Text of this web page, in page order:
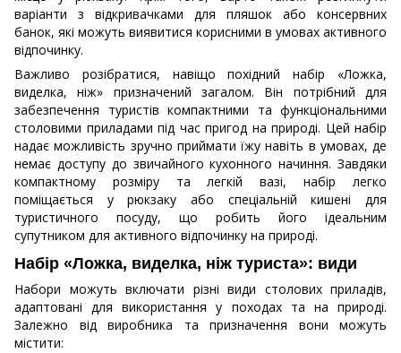
варіанти з відкривачками для пляшок або консервних
банок, які можуть виявитися корисними в умовах активного
відпочинку.
Важливо розібратися, навіщо похідний набір «Ложка,
виделка, ніж» призначений загалом. Він потрібний для
забезпечення туристів компактними та функціональними
столовими приладами під час пригод на природі. Цей набір
надає можливість зручно приймати їжу навіть в умовах, де
немає доступу до звичайного кухонного начиння. Завдяки
компактному розміру та легкій вазі, набір легко
поміщається у рюкзаку або спеціальній кишені для
туристичного посуду, що робить його ідеальним
супутником для активного відпочинку на природі.
Набір «Ложка, виделка, ніж туриста»: види
Набори можуть включати різні види столових приладів,
адаптовані для використання у походах та на природі.
Залежно від виробника та призначення вони можуть
містити: